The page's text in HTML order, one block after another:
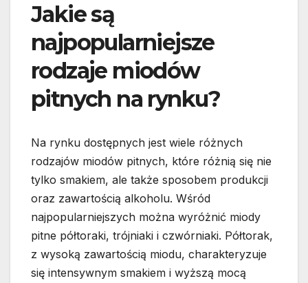
Jakie są
najpopularniejsze
rodzaje miodów
pitnych na rynku?
Na rynku dostępnych jest wiele różnych
rodzajów miodów pitnych, które różnią się nie
tylko smakiem, ale także sposobem produkcji
oraz zawartością alkoholu. Wśród
najpopularniejszych można wyróżnić miody
pitne półtoraki, trójniaki i czwórniaki. Półtorak,
z wysoką zawartością miodu, charakteryzuje
się intensywnym smakiem i wyższą mocą